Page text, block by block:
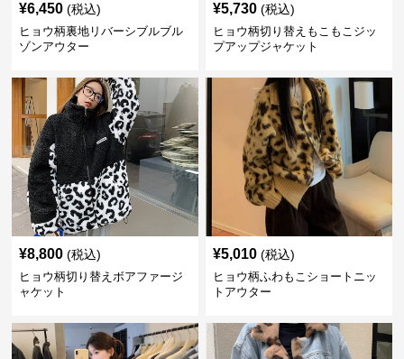
¥6,450 (税込)
ヒョウ柄裏地リバーシブルブル
ゾンアウター
¥5,730 (税込)
ヒョウ柄切り替えもこもこジッ
プアップジャケット
¥8,800 (税込)
ヒョウ柄切り替えボアファージ
ャケット
¥5,010 (税込)
ヒョウ柄ふわもこショートニッ
トアウター